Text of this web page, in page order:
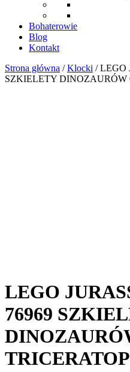
Bohaterowie
Blog
Kontakt
Strona główna /Klocki / LEGO
SZKIELETY DINOZAURÓW
LEGO
76969